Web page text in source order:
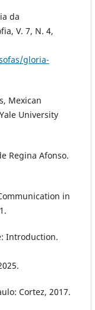
da
V. 7, N. 4,
gloria-
Mexican
University
Regina Afonso.
in
Introduction.
Cortez, 2017.